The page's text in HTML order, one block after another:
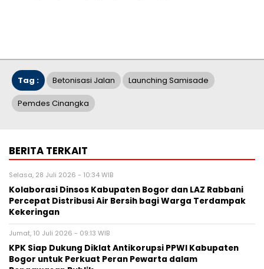
Tag : Betonisasi Jalan Launching Samisade
Pemdes Cinangka
BERITA TERKAIT
Selasa, 28 Juli 2026 - 10:34 WIB
Kolaborasi Dinsos Kabupaten Bogor dan LAZ Rabbani
Percepat Distribusi Air Bersih bagi Warga Terdampak
Kekeringan
Jumat, 10 Juli 2026 - 09:13 WIB
KPK Siap Dukung Diklat Antikorupsi PPWI Kabupaten
Bogor untuk Perkuat Peran Pewarta dalam